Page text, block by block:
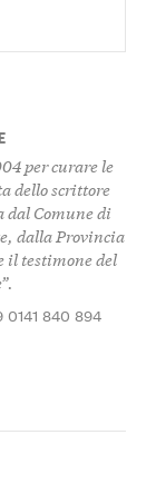
per curare le
dello scrittore
dal Comune di
dalla Provincia
il testimone del
0141 840 894